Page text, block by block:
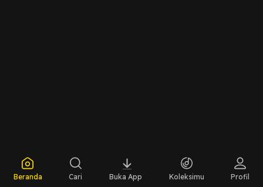
Beranda Cari Buka App Koleksimu Profil